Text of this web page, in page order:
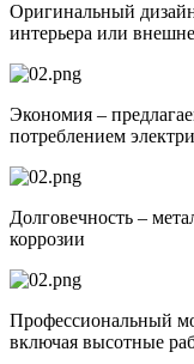
Оригинальный
интерьера или
Экономия –
потреблением
Долговечность –
коррозии
Профессиональный
включая высотные